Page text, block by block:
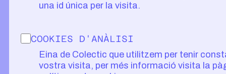
una id única per la visita.
COOKIES D'ANÀLISI
Eina de Colectic que utilitzem per tenir
vostra visita, per més informació visita la